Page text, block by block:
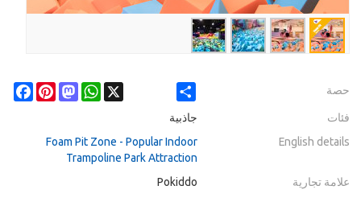
حصة Share
Pinterest
Mastodon
WhatsApp X
فئات
جاذبية
English details
Foam Pit Zone - Popular Indoor
Trampoline Park Attraction
علامة تجارية
Pokiddo